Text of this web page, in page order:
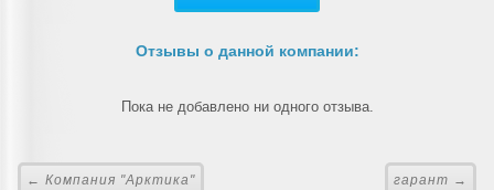
Отзывы о данной компании:
Пока не добавлено ни одного отзыва.
← Компания "Арктика" гарант →